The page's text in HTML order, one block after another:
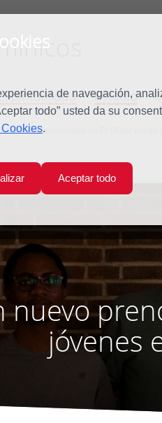
de navegación,
todo” usted da su
.
Aceptar todo
Estudio
nuevo prenoviciado en El Olivar acoge
nuevo
jóvenes